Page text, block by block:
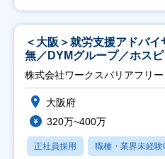
＜大阪＞就労支援アドバ
無／DYMグループ／ホス
日祝】
株式会社ワークスバリアフリー
大阪府
320万~400万
正社員採用 職種・業界未経験